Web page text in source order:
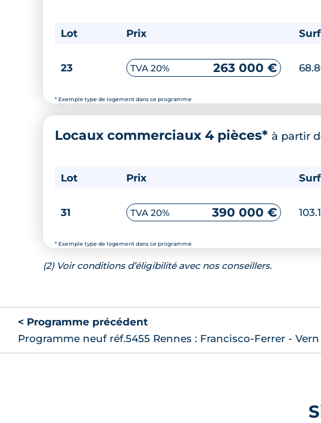
* Exemple type de logement dans ce programme
Lot Prix
23 TVA 20% 263 000 €
Locaux commerciaux 4 pièces* à partir
* Exemple type de logement dans ce programme
Lot Prix
31 TVA 20% 390 000 €
(2) Voir conditions d’éligibilité avec nos conseillers.
< Programme précédent
Programme neuf réf.5455 Rennes : Francisco-Ferrer -